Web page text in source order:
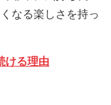
なる楽しさを持っ
ける理由